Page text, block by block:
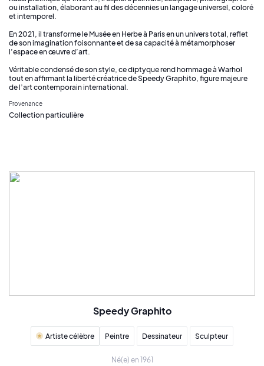
ou installation, élaborant au fil des décennies un langage universel, coloré
et intemporel.
En 2021, il transforme le Musée en Herbe à Paris en un univers total, reflet
de son imagination foisonnante et de sa capacité à métamorphoser
l’espace en œuvre d’art.
Véritable condensé de son style, ce diptyque rend hommage à Warhol
tout en affirmant la liberté créatrice de Speedy Graphito, figure majeure
de l’art contemporain international.
Provenance
Collection particulière
Speedy Graphito
Artiste célèbre Peintre Dessinateur Sculpteur
Né(e) en 1961